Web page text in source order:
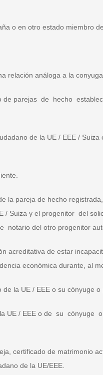
o en otro estado miembro
relación análoga a la
de parejas de hecho
de la UE / EEE /
la pareja de hecho
/ Suiza y el progenitor del
notario del otro progenitor
acreditativa de estar
económica durante, al
la UE / EEE o su cónyuge o
UE / EEE o de su cónyuge
certificado de matrimonio
de la UE/EEE.